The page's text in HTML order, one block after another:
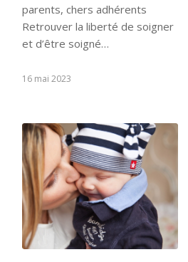
parents, chers adhérents
Retrouver la liberté de soigner
et d’être soigné…
16 mai 2023